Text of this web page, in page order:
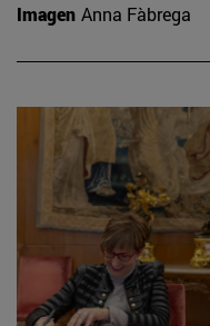
Imagen Anna Fàbrega